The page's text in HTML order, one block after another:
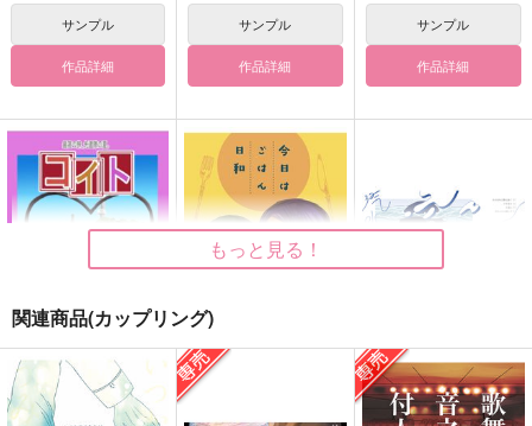
サンプル
作品詳細
サンプル
作品詳細
サンプル
作品詳細
コイトツアーズ2
すだこランド
今日はごはん日和
汽水
汽水域
もっと見る！
関連商品(カップリング)